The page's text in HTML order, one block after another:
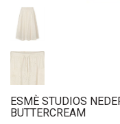
ESMÈ STUDIOS
BUTTERCREAM